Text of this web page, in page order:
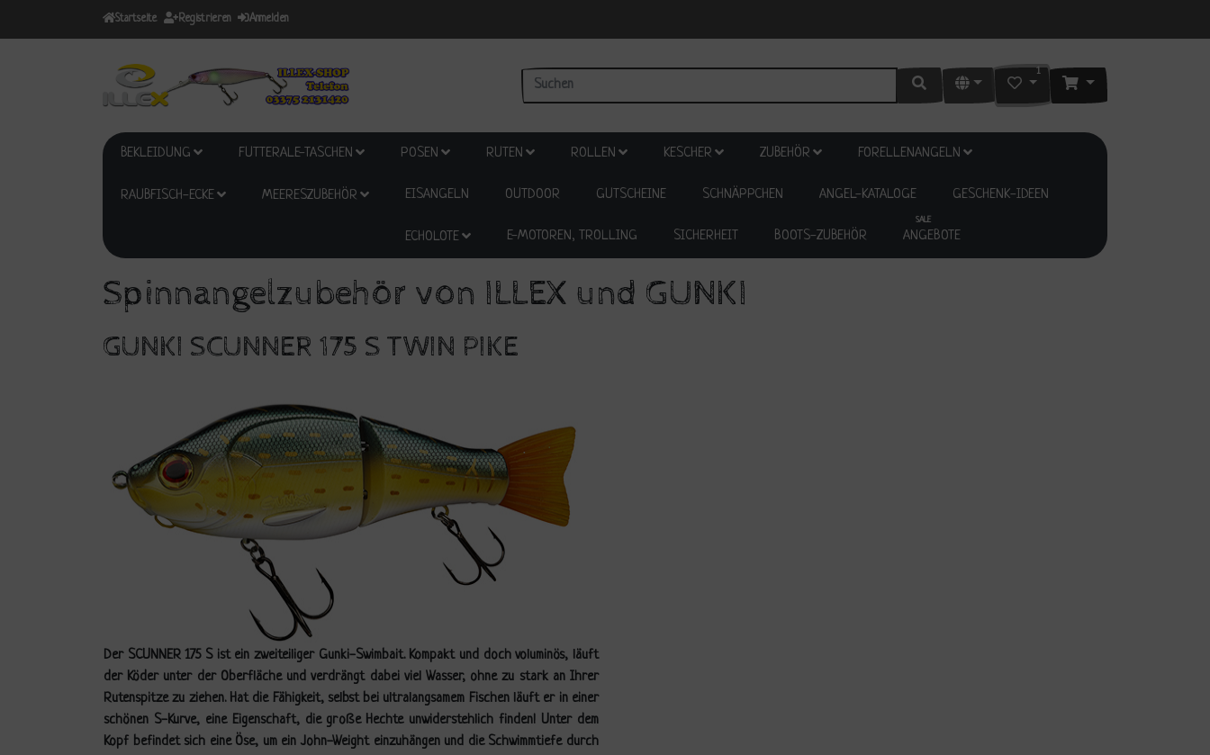
Startseite Registrieren Anmelden
1
BEKLEIDUNG FUTTERALE-TASCHEN POSEN RUTEN ROLLEN KESCHER ZUBEHÖR FORELLENANGELN
RAUBFISCH-ECKE MEERESZUBEHÖR EISANGELN OUTDOOR GUTSCHEINE SCHNÄPPCHEN ANGEL-KATALOGE GESCHENK-IDEEN
ECHOLOTE E-MOTOREN, TROLLING SICHERHEIT BOOTS-ZUBEHÖR ANGEBOTE
SALE
Spinnangelzubehör von ILLEX und GUNKI
GUNKI SCUNNER 175 S TWIN PIKE
Der SCUNNER 175 S ist ein zweiteiliger Gunki-Swimbait. Kompakt und doch voluminös, läuft
der Köder unter der Oberfläche und verdrängt dabei viel Wasser, ohne zu stark an Ihrer
Rutenspitze zu ziehen. Hat die Fähigkeit, selbst bei ultralangsamem Fischen läuft er in einer
schönen S-Kurve, eine Eigenschaft, die große Hechte unwiderstehlich finden! Unter dem
Kopf befindet sich eine Öse, um ein John-Weight einzuhängen und die Schwimmtiefe durch